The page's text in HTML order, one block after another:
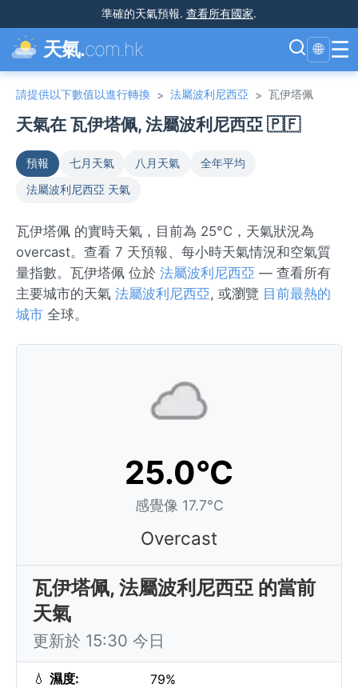
準確的天氣預報. 查看所有國家.
天氣.com.hk 🌐 ☰
請提供以下數值以進行轉換 > 法屬波利尼西亞 > 瓦伊塔佩
天氣在 瓦伊塔佩, 法屬波利尼西亞 🇵🇫
預報 七月天氣 八月天氣
全年平均
法屬波利尼西亞 天氣
瓦伊塔佩 的實時天氣，目前為 25°C，天氣狀況為
overcast。查看 7 天預報、每小時天氣情況和空氣質
量指數。瓦伊塔佩 位於 法屬波利尼西亞 — 查看所有
主要城市的天氣 法屬波利尼西亞, 或瀏覽 目前最熱的
城市 全球。
25.0°C
感覺像 17.7°C
Overcast
瓦伊塔佩, 法屬波利尼西亞 的當前
天氣
更新於 15:30 今日
💧 濕度: 79%